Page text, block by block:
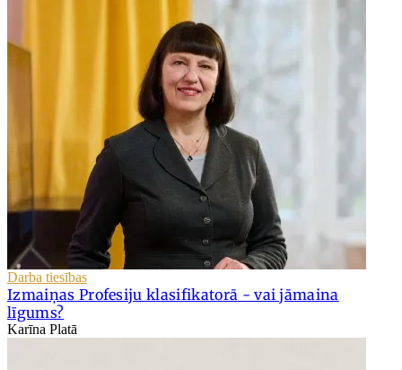
Darba tiesības
Izmaiņas Profesiju klasifikatorā - vai jāmaina
līgums?
Karīna Platā